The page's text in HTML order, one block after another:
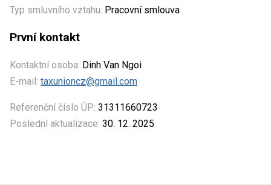
Typ smluvního vztahu: Pracovní smlouva
První kontakt
Kontaktní osoba: Dinh Van Ngoi
E-mail: taxunioncz@gmail.com
Referenční číslo ÚP: 31311660723
Poslední aktualizace: 30. 12. 2025